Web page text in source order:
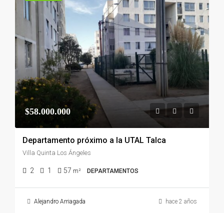
$58.000.000
Departamento próximo a la UTAL Talca
Villa Quinta Los Ángeles
2 1 57 m² DEPARTAMENTOS
Alejandro Arriagada hace 2 años